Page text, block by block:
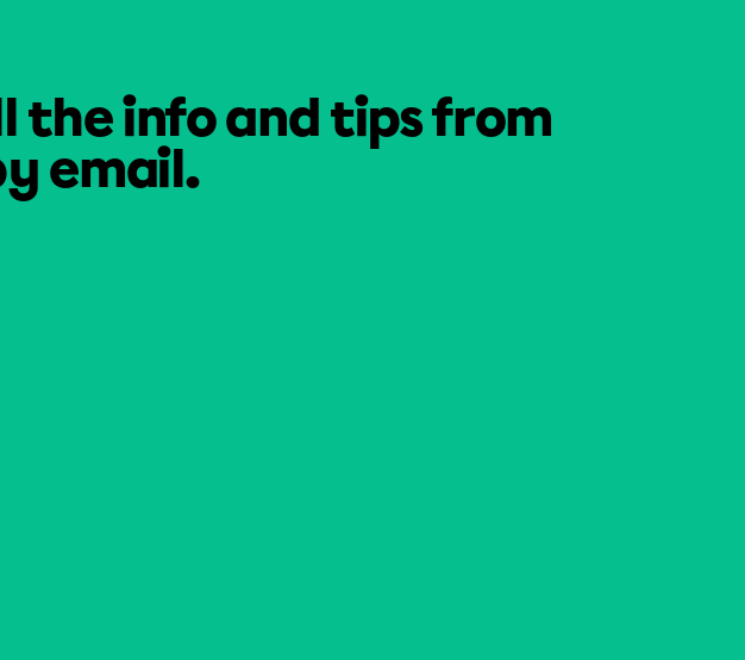
the info and tips from
email.